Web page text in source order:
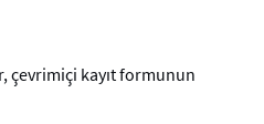
çevrimiçi kayıt formunun